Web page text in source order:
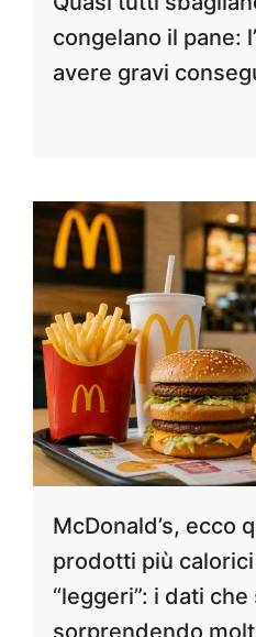
congelano il pane:
avere gravi
McDonald’s, ecco
prodotti più
“leggeri”: i dati che
sorprendendo